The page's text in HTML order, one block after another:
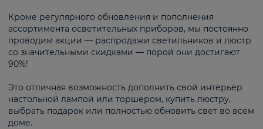
Кроме регулярного обновления и пополнения
ассортимента осветительных приборов, мы постоянно
проводим акции — распродажи светильников и люстр
со значительными скидками — порой они достигают
90%!
Это отличная возможность дополнить свой интерьер
настольной лампой или торшером, купить люстру,
выбрать подарок или полностью обновить свет во всем
доме.